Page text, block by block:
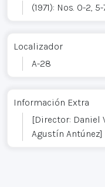
(1971): Nos. 0-2, 5-
Localizador
A-28
Información Extra
[Director: Daniel
Agustín Antúnez]